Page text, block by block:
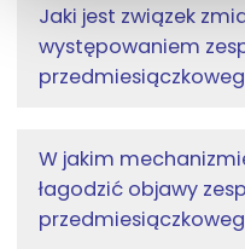
Jaki jest związek
występowaniem
W jakim
łagodzić objawy